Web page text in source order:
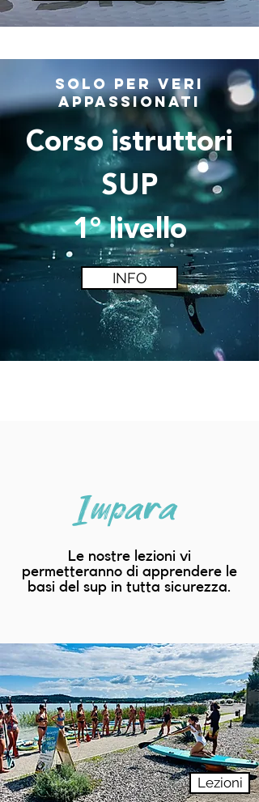
solo per veri
appassionati
Corso istruttori
SUP
1° livello
INFO
Impara
Le nostre lezioni vi
permetteranno di apprendere le
basi del sup in tutta sicurezza.
Lezioni